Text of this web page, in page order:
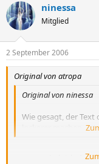
ninessa
Mitglied
2 September 2006
Original von atropa
Original von ninessa
Wie gesagt, der
lockerer machen....
genau so hab ich den